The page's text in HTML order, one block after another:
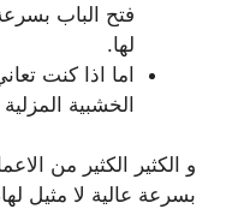
فتح الباب
لها.
اما اذا كنت
الخشبية
و الكثير الكثير من
بسرعة عالية لا مثيل